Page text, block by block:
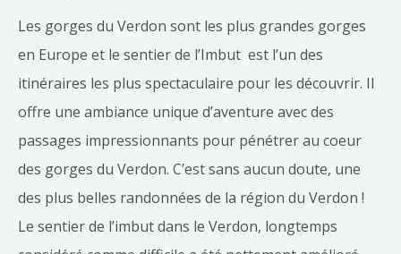
Les gorges du Verdon sont les plus grandes gorges
en Europe et le sentier de l’Imbut est l’un des
itinéraires les plus spectaculaire pour les découvrir. Il
offre une ambiance unique d’aventure avec des
passages impressionnants pour pénétrer au coeur
des gorges du Verdon. C’est sans aucun doute, une
des plus belles randonnées de la région du Verdon !
Le sentier de l’imbut dans le Verdon, longtemps